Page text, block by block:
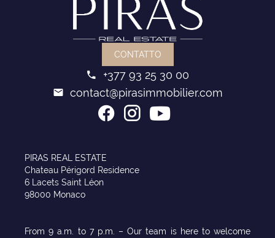
CONTATTO
+377 93 25 30 00
contact@pirasimmobilier.com
PIRAS REAL ESTATE
Chateau Périgord Residence
6 Lacets Saint Léon
98000 Monaco
From 9 a.m. to 7 p.m. – Our team is here to welcome